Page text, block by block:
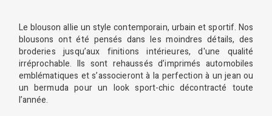
Le blouson allie un style contemporain, urbain et sportif. Nos
blousons ont été pensés dans les moindres détails, des
broderies jusqu’aux finitions intérieures, d'une qualité
irréprochable. Ils sont rehaussés d’imprimés automobiles
emblématiques et s’associeront à la perfection à un jean ou
un bermuda pour un look sport-chic décontracté toute
l’année.